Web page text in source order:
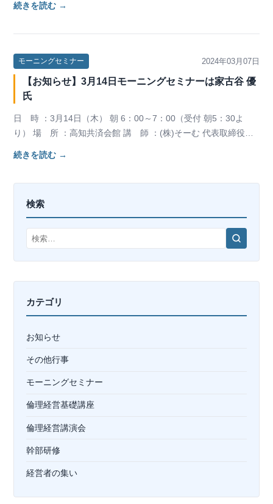
続きを読む →
モーニングセミナー 2024年03月07日
【お知らせ】3月14日モーニングセミナーは家古谷 優
氏
日 時 ：3月14日（木） 朝 6：00～7：00（受付 朝5：30よ
り） 場 所 ：高知共済会館 講 師 ：(株)そーむ 代表取締役、
続きを読む →
検索
検
カテゴリ
お知らせ
その他行事
モーニングセミナー
倫理経営基礎講座
倫理経営講演会
幹部研修
経営者の集い